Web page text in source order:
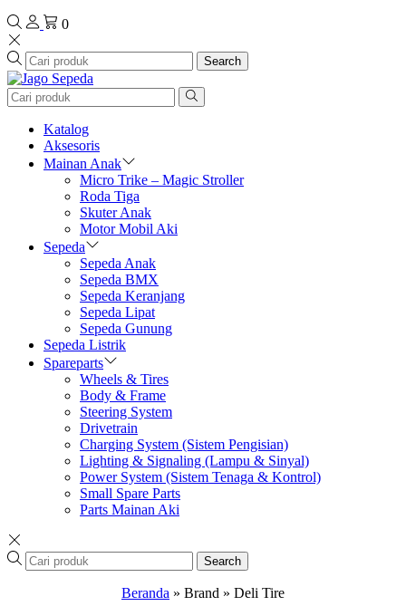
0
Search
Katalog
Aksesoris
Mainan Anak
Micro Trike – Magic Stroller
Roda Tiga
Skuter Anak
Motor Mobil Aki
Sepeda
Sepeda Anak
Sepeda BMX
Sepeda Keranjang
Sepeda Lipat
Sepeda Gunung
Sepeda Listrik
Spareparts
Wheels & Tires
Body & Frame
Steering System
Drivetrain
Charging System (Sistem Pengisian)
Lighting & Signaling (Lampu & Sinyal)
Power System (Sistem Tenaga & Kontrol)
Small Spare Parts
Parts Mainan Aki
Search
Beranda » Brand » Deli Tire